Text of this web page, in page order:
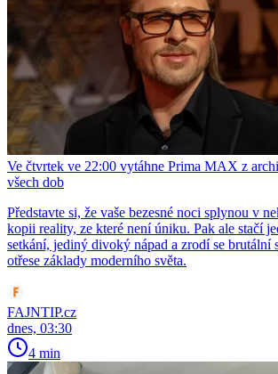
Ve čtvrtek ve 22:00 vytáhne Prima MAX z
všech dob
Představte si, že vaše bezesné noci splynou v
kopii reality, ze které není úniku. Pak ale stačí
setkání, jediný divoký nápad a zrodí se brutální
otřese základy moderního světa.
FAJNTIP.cz
dnes, 03:30
4 min